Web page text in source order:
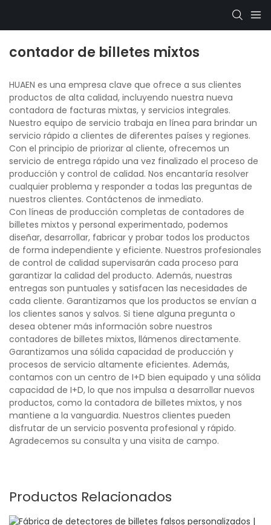
contador de billetes mixtos
HUAEN es una empresa clave que ofrece a sus clientes
productos de alta calidad, incluyendo nuestra nueva
contadora de facturas mixtas, y servicios integrales.
Nuestro equipo de servicio trabaja en línea para brindar un
servicio rápido a clientes de diferentes países y regiones.
Con el principio de priorizar al cliente, ofrecemos un
servicio de entrega rápido una vez finalizado el proceso de
producción y control de calidad. Nos encantaría resolver
cualquier problema y responder a todas las preguntas de
nuestros clientes. Contáctenos de inmediato.
Con líneas de producción completas de contadores de
billetes mixtos y personal experimentado, podemos
diseñar, desarrollar, fabricar y probar todos los productos
de forma independiente y eficiente. Nuestros profesionales
de control de calidad supervisarán cada proceso para
garantizar la calidad del producto. Además, nuestras
entregas son puntuales y satisfacen las necesidades de
cada cliente. Garantizamos que los productos se envían a
los clientes sanos y salvos. Si tiene alguna pregunta o
desea obtener más información sobre nuestros
contadores de billetes mixtos, llámenos directamente.
Garantizamos una sólida capacidad de producción y
procesos de servicio altamente eficientes. Además,
contamos con un centro de I+D bien equipado y una sólida
capacidad de I+D, lo que nos impulsa a desarrollar nuevos
productos, como la contadora de billetes mixtos, y nos
mantiene a la vanguardia. Nuestros clientes pueden
disfrutar de un servicio posventa profesional y rápido.
Agradecemos su consulta y una visita de campo.
Productos Relacionados